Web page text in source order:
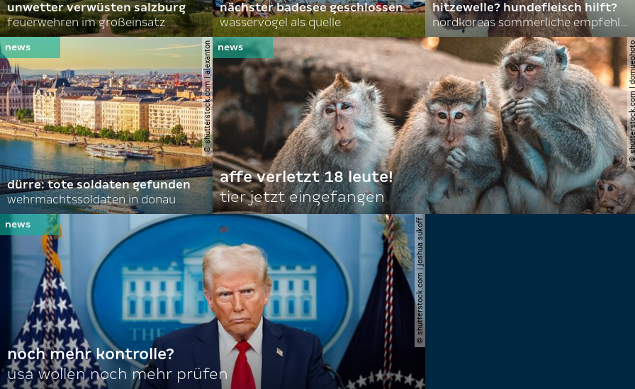
unwetter verwüsten salzburg
feuerwehren im großeinsatz
nächster badesee geschlossen
wasservögel als quelle
hitzewelle? hundefleisch hilft?
nordkoreas sommerliche empfehlungen
© shutterstock.com | alexanton
dürre: tote soldaten gefunden
wehrmachtssoldaten in donau
©
affe verletzt 18 leute!
tier jetzt eingefangen
© shutterstock.com | joshua sukoff
noch mehr kontrolle?
usa wollen noch mehr prüfen